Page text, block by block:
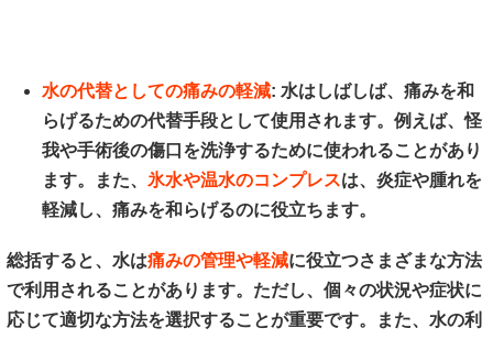
水の代替としての痛みの軽減: 水はしばしば、痛みを和
らげるための代替手段として使用されます。例えば、怪
我や手術後の傷口を洗浄するために使われることがあり
ます。また、 氷水や温水のコンプレスは、炎症や腫れを
軽減し、痛みを和らげるのに役立ちます。
総括すると、水は痛みの管理や軽減に役立つさまざまな方法
で利用されることがあります。ただし、個々の状況や症状に
応じて適切な方法を選択することが重要です。また、水の利